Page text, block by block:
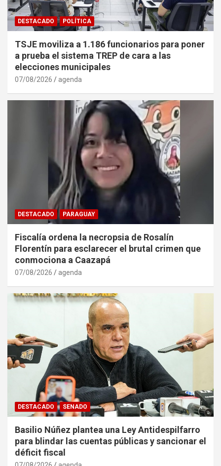
DESTACADO POLÍTICA
TSJE moviliza a 1.186 funcionarios para poner
a prueba el sistema TREP de cara a las
elecciones municipales
07/08/2026 agenda
DESTACADO PARAGUAY
Fiscalía ordena la necropsia de Rosalín
Florentín para esclarecer el brutal crimen que
conmociona a Caazapá
07/08/2026 agenda
DESTACADO SENADO
Basilio Núñez plantea una Ley Antidespilfarro
para blindar las cuentas públicas y sancionar el
déficit fiscal